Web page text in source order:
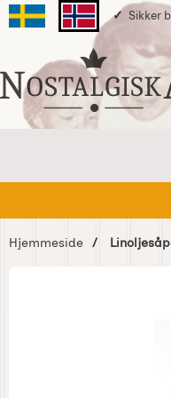
Svenska sidanNorska sidan
Sikker
Startsiden
Hjemmeside